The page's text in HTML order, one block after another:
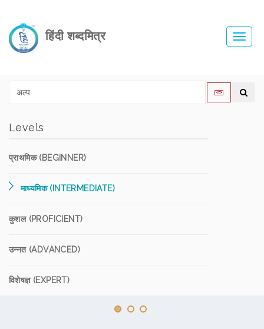
हिंदी शब्दमित्र
Levels
प्राथमिक (BEGINNER)
माध्यमिक (INTERMEDIATE)
कुशल (PROFICIENT)
उन्नत (ADVANCED)
विशेषज्ञ (EXPERT)